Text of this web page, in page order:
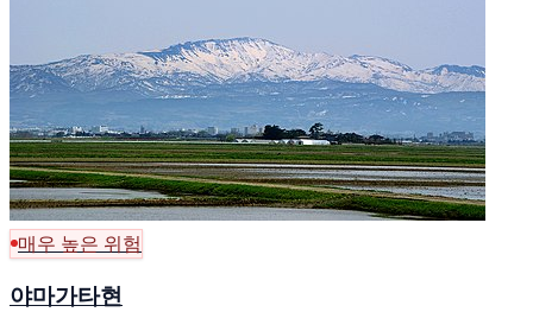
매우 높은 위험
야마가타현